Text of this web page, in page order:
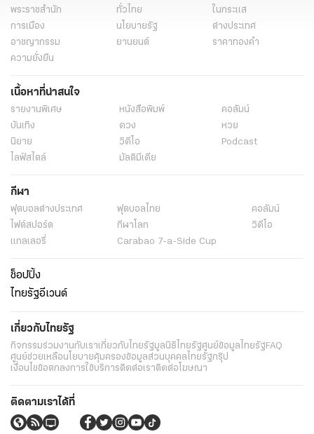
พระราชสำนัก ทั่วไทย
ในกระแส
การเมือง
นโยบายรัฐ
ต่างประเทศ
อาชญากรรม
ยานยนต์
ราคาทองคำ
ความยั่งยืน
เนื้อหาที่น่าสนใจ
รายงานพิเศษ หนังสือพิมพ์
คอลัมน์
บันเทิง
ดวง
หวย
นิยาย
วิดีโอ
Podcast
ไลฟ์สไตล์
มัลติมีเดีย
กีฬา
ฟุตบอลต่่างประเทศ ฟุตบอลไทย
คอลัมน์
ไฟต์สปอร์ต
กีฬาโลก
วิดีโอ
แกลเลอรี่
Carabao 7-a-Side Cup
ช็อปปิ้ง
ไทยรัฐอีเวนต์
เกี่ยวกับไทยรัฐ
กิจกรรมร่วมงานกับเราเกี่ยวกับไทยรัฐมูลนิธิไทยรัฐศูนย์ข้อมูลไทยรัฐFAQ
ศูนย์ช่วยเหลือนโยบายคุ้มครองข้อมูลส่วนบุคคลไทยรัฐกรุ๊ป
เงื่อนไขข้อตกลงการใช้บริการติดต่อเราติดต่อโฆษณา
ติดตามเราได้ที่